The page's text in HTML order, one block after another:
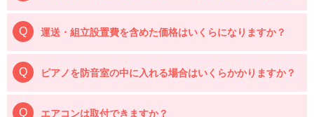
運送・組立設置費を含めた価格はいくらになりますか？
ピアノを防音室の中に入れる場合はいくらかかりますか？
エアコンは取付できますか？